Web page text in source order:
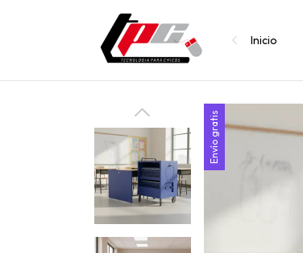
Inicio
Envío gratis